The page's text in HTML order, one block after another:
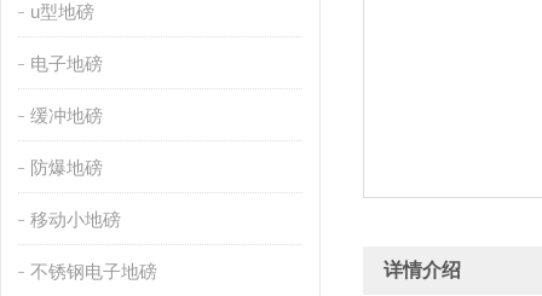
u型地磅
电子地磅
缓冲地磅
防爆地磅
移动小地磅
不锈钢电子地磅 详情介绍